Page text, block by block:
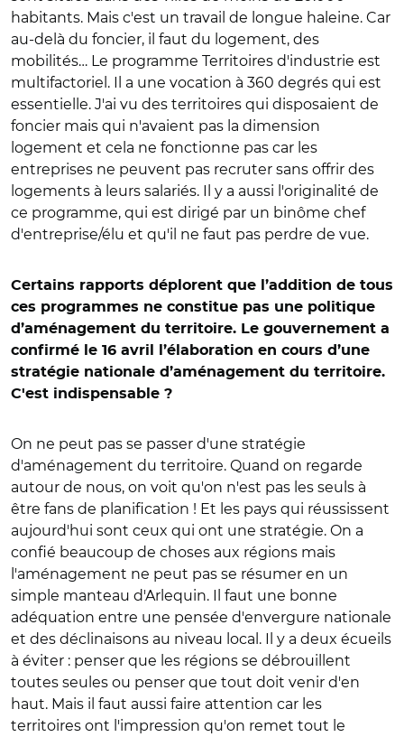
habitants. Mais c'est un travail de longue haleine. Car
au-delà du foncier, il faut du logement, des
mobilités… Le programme Territoires d'industrie est
multifactoriel. Il a une vocation à 360 degrés qui est
essentielle. J'ai vu des territoires qui disposaient de
foncier mais qui n'avaient pas la dimension
logement et cela ne fonctionne pas car les
entreprises ne peuvent pas recruter sans offrir des
logements à leurs salariés. Il y a aussi l'originalité de
ce programme, qui est dirigé par un binôme chef
d'entreprise/élu et qu'il ne faut pas perdre de vue.
Certains rapports déplorent que l’addition de tous
ces programmes ne constitue pas une politique
d’aménagement du territoire. Le gouvernement a
confirmé le 16 avril l’élaboration en cours d’une
stratégie nationale d’aménagement du territoire.
C'est indispensable ?
On ne peut pas se passer d'une stratégie
d'aménagement du territoire. Quand on regarde
autour de nous, on voit qu'on n'est pas les seuls à
être fans de planification ! Et les pays qui réussissent
aujourd'hui sont ceux qui ont une stratégie. On a
confié beaucoup de choses aux régions mais
l'aménagement ne peut pas se résumer en un
simple manteau d'Arlequin. Il faut une bonne
adéquation entre une pensée d'envergure nationale
et des déclinaisons au niveau local. Il y a deux écueils
à éviter : penser que les régions se débrouillent
toutes seules ou penser que tout doit venir d'en
haut. Mais il faut aussi faire attention car les
territoires ont l'impression qu'on remet tout le